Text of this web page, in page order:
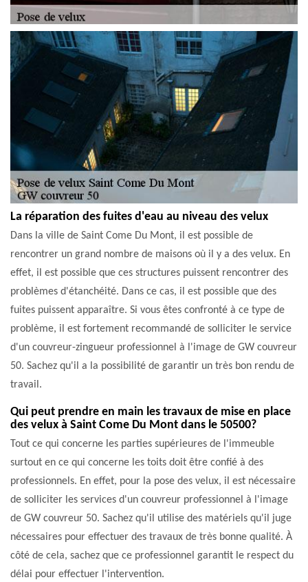
La réparation des fuites d'eau au niveau des velux
Dans la ville de Saint Come Du Mont, il est possible de
rencontrer un grand nombre de maisons où il y a des velux. En
effet, il est possible que ces structures puissent rencontrer des
problèmes d'étanchéité. Dans ce cas, il est possible que des
fuites puissent apparaître. Si vous êtes confronté à ce type de
problème, il est fortement recommandé de solliciter le service
d'un couvreur-zingueur professionnel à l'image de GW couvreur
50. Sachez qu'il a la possibilité de garantir un très bon rendu de
travail.
Qui peut prendre en main les travaux de mise en place
des velux à Saint Come Du Mont dans le 50500?
Tout ce qui concerne les parties supérieures de l'immeuble
surtout en ce qui concerne les toits doit être confié à des
professionnels. En effet, pour la pose des velux, il est nécessaire
de solliciter les services d'un couvreur professionnel à l'image
de GW couvreur 50. Sachez qu'il utilise des matériels qu'il juge
nécessaires pour effectuer des travaux de très bonne qualité. À
côté de cela, sachez que ce professionnel garantit le respect du
délai pour effectuer l'intervention.